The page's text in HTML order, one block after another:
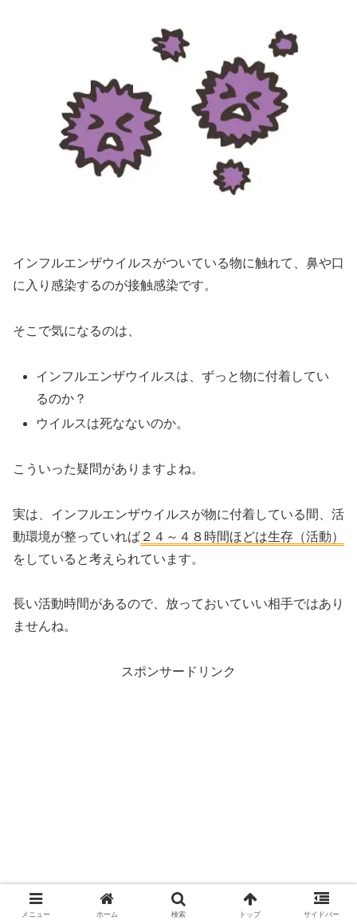
インフルエンザウイルスがついている物に触れて、鼻や口
に入り感染するのが接触感染です。
そこで気になるのは、
インフルエンザウイルスは、ずっと物に付着してい
るのか？
ウイルスは死なないのか。
こういった疑問がありますよね。
実は、インフルエンザウイルスが物に付着している間、活
動環境が整っていれば ２４～４８時間ほどは生存（活動）
をしていると考えられています。
長い活動時間があるので、放っておいていい相手ではあり
ませんね。
スポンサードリンク
メニュー ホーム 検索 トップ サイドバー